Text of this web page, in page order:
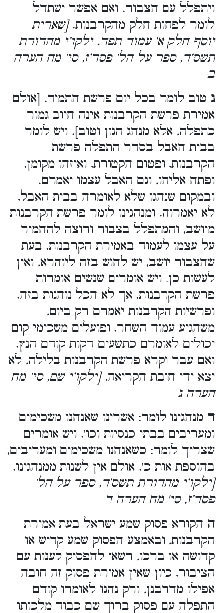
ויתפלל עם הצבור. ואם אפשר ישתדל
לומר לפחות חלק מהקרבנות.[שארית
יוסף חלק א' עמוד תפד. ילקו’י מהדורת
תשס’ד, ספר על הל' פסד’ז, סי' מח הערה
ב
ג טוב לומר בכל יום פרשת התמיד. [אולם
אמירת פרשת הקרבנות אינה חיוב גמור
כתפלה, אלא מנהג הגון וטוב]. ויש לומר
בבית האבל בסדר התפלה פרשת
הקרבנות, ופטום הקטורת, ואיזהו מקומן,
ופתח אליהו, וגם האבל עצמו יאמרם.
ובמקום שנהגו שלא לאומרה בבית האבל,
לא יאמרוה. ומנהגינו לומר פרשת הקרבנות
מיושב, והמתפלל בצבור ורוצה להחמיר
על עצמו לעמוד באמירת הקרבנות, בעת
שהצבור יושב, יש לחוש בזה ליוהרא, ואין
לעשות כן. ויש אומרים שנשים אומרות
פרשת הקרבנות, אך לא הכל נוהגות בזה.
ופרשיות הקרבנות יאמרם רק ביום,
משהגיע עמוד השחר. ופועלים משכימי קום
יכולים לאומרם כתשעים דקות קודם הנץ.
ואם עבר וקרא פרשת הקרבנות בלילה, לא
יצא ידי חובת הקריאה. [ילקו’י שם, סי' מח
הערה ג
ד מנהגינו לומר: אשרינו שאנחנו משכימים
ומעריבים בבתי כנסיות וכו'. ויש אומרים
שצריך לומר: כשאנחנו משכימים ומעריבים,
בהוספת אות כ'. אולם אין לשנות ממנהגינו.
[ילקו’י מהדורת תשס’ד, ספר על הל'
פסד’ז, סי' מח הערה ד
ה הקורא פסוק שמע ישראל בעת אמירת
הקרבנות, ובאמצע הפסוק שמע קדיש או
קדושה או ברכו, רשאי להפסיק לענות עם
הציבור, כיון שאין אמירת פסוק זה חובה
אפילו מדרבנן, ורק נהגו לאומרו קודם
התפלה עם פסוק ברוך שם כבוד מלכותו